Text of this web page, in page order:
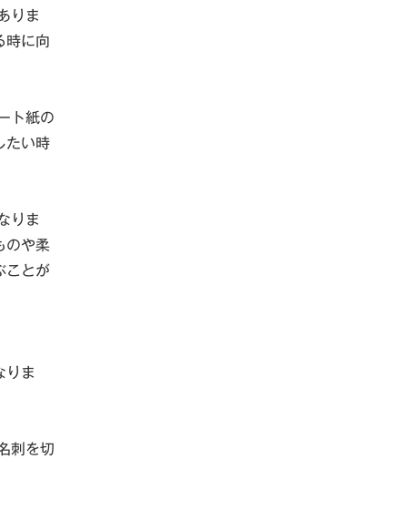
りま
に向
ト紙の
たい時
りま
のや柔
ことが
ま
刺を切